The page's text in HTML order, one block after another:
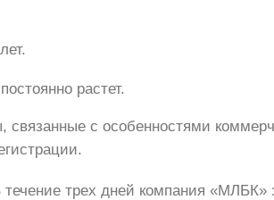
растет.
с особенностями
трех дней компания